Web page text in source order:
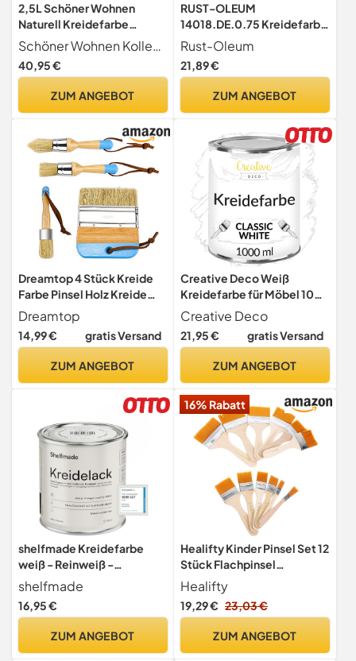
2,5L Schöner Wohnen
Naturell Kreidefarbe
Küstennebel, Weiches
Graubeige
Schöner Wohnen Kollektion
40,95 €
ZUM ANGEBOT
RUST-OLEUM
14018.DE.0.75 Kreidefarbe
DOSE 750ml kiesel
Rust-Oleum
21,89 €
ZUM ANGEBOT
Dreamtop 4 Stück Kreide
Farbe Pinsel Holz Kreide
und Wachs Pinsel natürliche
Schablonenpinsel Borste
Runde Farbe DIY Malerei
Home Decor
Dreamtop
14,99 € gratis Versand
ZUM ANGEBOT
Creative Deco Weiß
Kreidefarbe für Möbel 1000
ml | Möbellack, Möbelfarbe
Creative Deco
21,95 € gratis Versand
ZUM ANGEBOT
shelfmade Kreidefarbe
weiß - Reinweiß -
Holzfarbe DIY - Holz - Farbe
für Möbel - Möbel matter
Look - Holzlack matt
shelfmade
16,95 €
ZUM ANGEBOT
16% Rabatt
Healifty Kinder Pinsel Set 12
Stück Flachpinsel
Nylonhaare Holzgriff Für
Malen Graffiti Basteln Auf
Papier Und Holz DIY
Healifty
19,29 € 23,03 €
ZUM ANGEBOT